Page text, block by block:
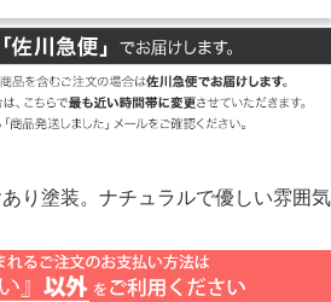
り塗装。ナチュラルで優しい雰囲気